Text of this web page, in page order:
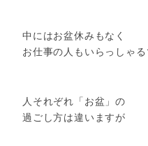
中にはお盆休みもなく
お仕事の人もいらっしゃる
人それぞれ「お盆」の
過ごし方は違いますが